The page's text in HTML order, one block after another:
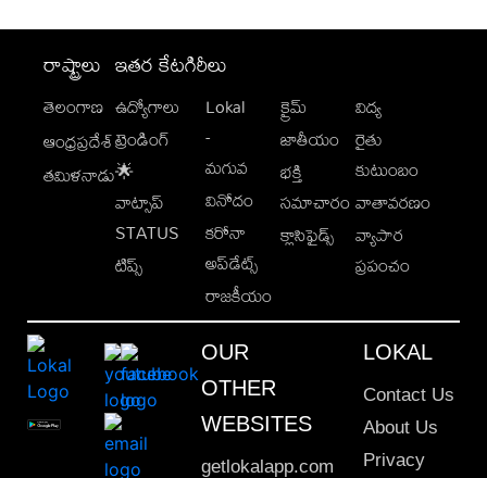
రాష్ట్రాలు
తెలంగాణ
ఆంధ్రప్రదేశ్
తమిళనాడు
ఇతర కేటగిరీలు
ఉద్యోగాలు
ట్రెండింగ్
🌟
వాట్సాప్
STATUS
టిప్స్
Lokal
-
మగువ
వినోదం
కరోనా
అప్‌డేట్స్
రాజకీయం
క్రైమ్
జాతీయం
భక్తి
సమాచారం
క్లాసిఫైడ్స్
విద్య
రైతు
కుటుంబం
వాతావరణం
వ్యాపార
ప్రపంచం
OUR
OTHER
WEBSITES
getlokalapp.com
LOKAL
Contact Us
About Us
Privacy